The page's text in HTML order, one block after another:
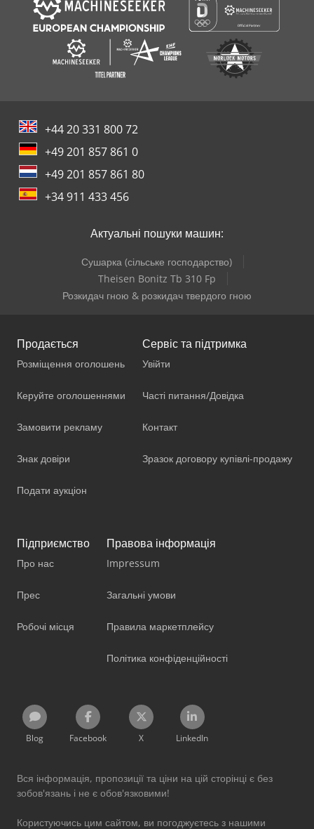
+44 20 331 800 72
+49 201 857 861 0
+49 201 857 861 80
+34 911 433 456
Актуальні пошуки машин:
Сушарка (сільське господарство)
Theisen Bonitz Tb 310 Fp
Розкидач гною & розкидач твердого гною
Продається
Розміщення оголошень
Керуйте оголошеннями
Замовити рекламу
Знак довіри
Подати аукціон
Сервіс та підтримка
Увійти
Часті питання/Довідка
Контакт
Зразок договору купівлі-продажу
Підприємство
Про нас
Прес
Робочі місця
Правова інформація
Impressum
Загальні умови
Правила маркетплейсу
Політика конфіденційності
Blog Facebook X LinkedIn
Вся інформація, пропозиції та ціни на цій сторінці є без
зобов'язань і не є обов'язковими!
Користуючись цим сайтом, ви погоджуєтесь з нашими